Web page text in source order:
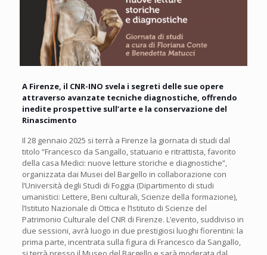
A Firenze, il CNR-INO svela i segreti delle sue opere
attraverso avanzate tecniche diagnostiche, offrendo
inedite prospettive sull’arte e la conservazione del
Rinascimento
Il 28 gennaio 2025 si terrà a Firenze la giornata di studi dal
titolo “Francesco da Sangallo, statuario e ritrattista, favorito
della casa Medici: nuove letture storiche e diagnostiche”,
organizzata dai Musei del Bargello in collaborazione con
l’Università degli Studi di Foggia (Dipartimento di studi
umanistici: Lettere, Beni culturali, Scienze della formazione),
l’Istituto Nazionale di Ottica e l’Istituto di Scienze del
Patrimonio Culturale del CNR di Firenze. L’evento, suddiviso in
due sessioni, avrà luogo in due prestigiosi luoghi fiorentini: la
prima parte, incentrata sulla figura di Francesco da Sangallo,